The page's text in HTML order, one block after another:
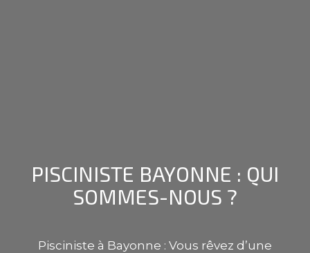
PISCINISTE BAYONNE : QUI
SOMMES-NOUS ?
Pisciniste à Bayonne : Vous rêvez d’une